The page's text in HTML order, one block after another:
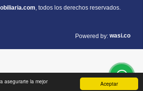
Aceptar
asegurarte la mejor
, todos los derechos reservados.
Powered by: wasi.co